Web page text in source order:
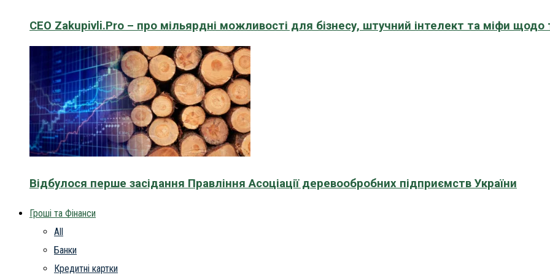
CEO Zakupivli.Pro – про мільярдні можливості для бізнесу, штучний інтелект та міфи щодо
Відбулося перше засідання Правління Асоціації деревообробних підприємств України
Гроші та Фінанси
All
Банки
Кредитні картки